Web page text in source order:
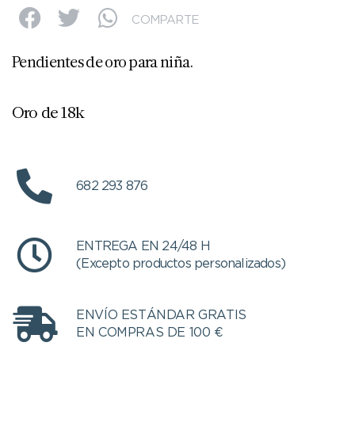
COMPARTE
Pendientes de oro para niña.
Oro de 18k
682 293 876
ENTREGA EN 24/48 H
(Excepto productos personalizados)
ENVÍO ESTÁNDAR GRATIS
EN COMPRAS DE 100 €